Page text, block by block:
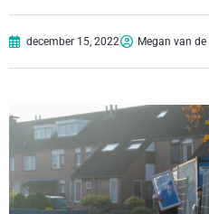
december 15, 2022 Megan van